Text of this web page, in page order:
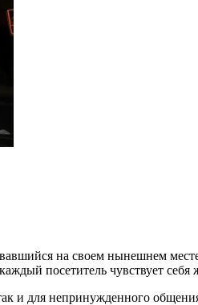
на своем нынешнем
посетитель чувствует
и для непринужденного